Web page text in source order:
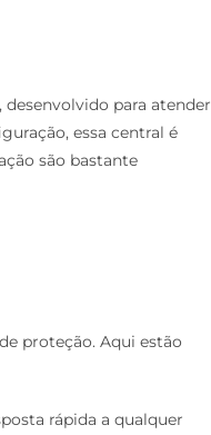
para atender
essa central é
são bastante
proteção. Aqui estão
rápida a qualquer